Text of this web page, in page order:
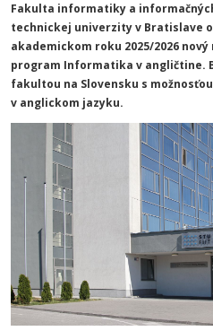
Fakulta informatiky a
technickej univerzity v Bratislave
akademickom roku 2025/2026
program Informatika v angličtine.
fakultou na Slovensku s
v anglickom jazyku.